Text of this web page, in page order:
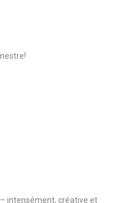
intensément, créative et